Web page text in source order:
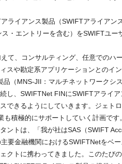
ライアンス製品（SWIFTアライアン
・エントリーを含む）をSWIFTユー
て、コンサルティング、任意でのハ
スや勘定系アプリケーションとのイ
（MNS-JII：マルチネットワークシ
し、SWIFTNet FINにSWIFTアライ
きるようにしていきます。ジェトロ
積極的にサポートしていく計画です。
ントは、「我が社はSAS（SWIFT
要金融機関におけるSWIFTNetをベ
クトに携わってきました。このたび